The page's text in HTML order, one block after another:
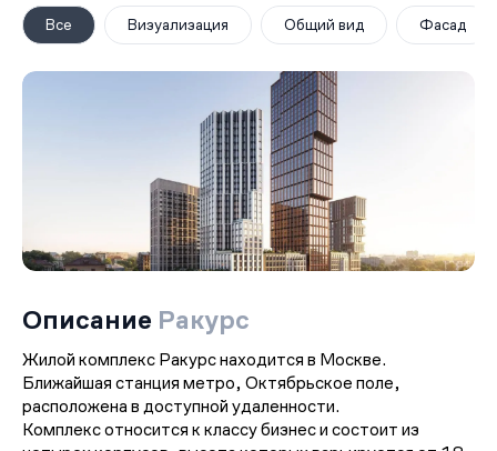
Все Визуализация Общий вид Фасад
Описание Ракурс
Жилой комплекс Ракурс находится в Москве.
Ближайшая станция метро, Октябрьское поле,
расположена в доступной удаленности.
Комплекс относится к классу бизнес и состоит из